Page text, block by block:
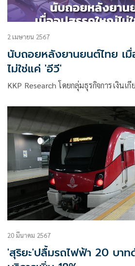
2 เมษายน 2567
นับถอยหลังยานยนต์ไทย เ
ไม่ใช่แค่ 'อีวี'
KKP Research โดยกลุ่มธุรกิจการเงิน
20 มีนาคม 2567
'สุริยะ'ปลื้มรถไฟฟ้า 20 บาท